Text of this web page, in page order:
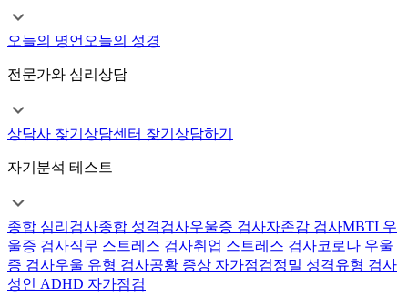
오늘의 명언 오늘의 성경
전문가와 심리상담
상담사 찾기 상담센터 찾기 상담하기
자기분석 테스트
종합 심리검사종합 성격검사우울증 검사자존감 검사MBTI 우
울증 검사직무 스트레스 검사취업 스트레스 검사코로나 우울
증 검사우울 유형 검사공황 증상 자가점검정밀 성격유형 검사
성인 ADHD 자가점검